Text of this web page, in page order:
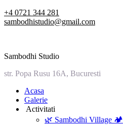
Skip
to
+4 0721 344 281
sambodhistudio@gmail.com
Sambodhi Studio
str. Popa Rusu 16A, Bucuresti
‎Acasa
Galerie
‎ ‎Activitati‎
🌿 Sambodhi Village 🏕️